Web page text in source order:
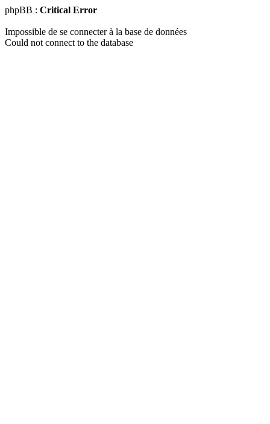
phpBB : Critical Error
Impossible de se connecter à la base de données
Could not connect to the database